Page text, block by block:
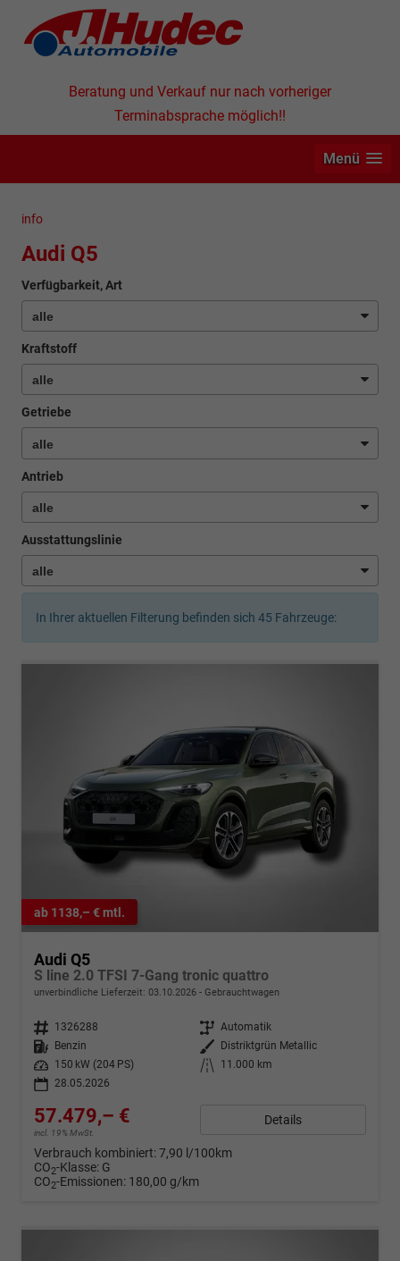
Beratung und Verkauf nur nach vorheriger
Terminabsprache möglich!!
Menü
info
Audi Q5
Verfügbarkeit, Art
Kraftstoff
Getriebe
Antrieb
Ausstattungslinie
In Ihrer aktuellen Filterung befinden sich 45 Fahrzeuge:
ab 1138,– € mtl.
Audi Q5
S line 2.0 TFSI 7-Gang tronic quattro
unverbindliche Lieferzeit: 03.10.2026 Gebrauchtwagen
Fahrzeugnr. 1326288 Getriebe Automatik
Kraftstoff
Benzin Außenfarbe
Distriktgrün Metallic
Leistung
150 kW (204 PS) Kilometerstand
11.000 km
28.05.2026
57.479,– €
incl. 19% MwSt.
Details
Verbrauch kombiniert:7,90 l/100km
CO2-Klasse: G
CO2-Emissionen: 180,00 g/km